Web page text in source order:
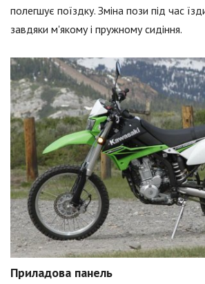
полегшує поїздку. Зміна пози під час
завдяки м'якому і пружному сидіння.
Приладова панель